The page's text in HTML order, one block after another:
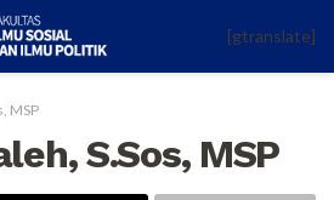
[gtranslate]
MSP
S.Sos, MSP